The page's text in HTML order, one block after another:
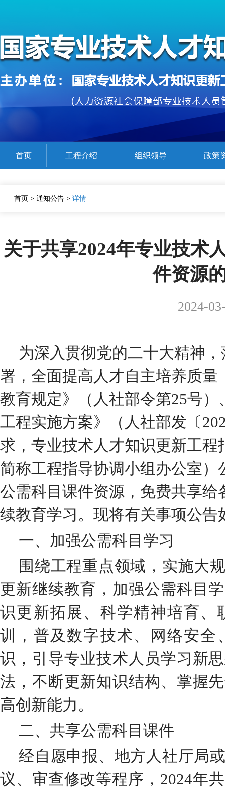
首页 工程介绍 组织领导 政策
首页 > 通知公告 > 详情
关于共享2024年专业技术
件资源
2024-
为深入贯彻党的二十大精神 ，
署 ，全面提高人才自主培养质
教育规定》
（ 人社部令第25号）
工程实施方案》（人社部发〔
求， 专业技术人才知识更新工程
简称工程指导协调小组 办公室 ）
公需科目课件资源 ， 免费共享给
续教育学习。 现将有关事项公告
一、加强公需科目学习
围绕工程重点领域，实施大
更新继续教育，加强公需科目
识更新拓展、科学精神培育、
训，普及数字技术、网络安全
识，引导专业技术人员学习新
法，不断更新知识结构、掌握
高创新能力。
二、共享公需科目课件
经自愿申报、地方人社厅局
议、审查修改等程序，2024年